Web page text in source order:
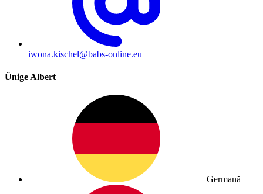
iwona.kischel@babs-online.eu
Ünige Albert
Germană